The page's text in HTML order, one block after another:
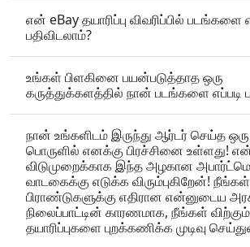
என் eBay தயாரிப்பு விவரிப்பில் படங்களை
பதிவிடலாம்?
உங்கள் பிளகினை பயன்படுத்தாத ஒரு
கருத்துக்களத்தில் நான் படங்களை எப்படி
நான் உங்களிடம் இருந்து ஆர்டர் செய்த
பொருளில் எனக்கு பிரச்சினை உள்ளது!
விடுமுறைக்காக இந்த அழகான
வாடகைக்கு எடுக்க விரும்புகிறேன்! நீங்கள்
பிராண்டுகளுக்கு எதிரான என்னுடைய
நிலைப்பாட்டின் காரணமாக, நீங்கள் விற்கும்
தயாரிப்புகளை புறக்கணிக்க முடிவு